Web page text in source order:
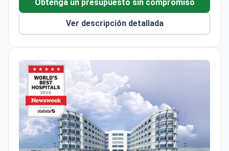
Obtenga un presupuesto sin compromiso
Ver descripción detallada